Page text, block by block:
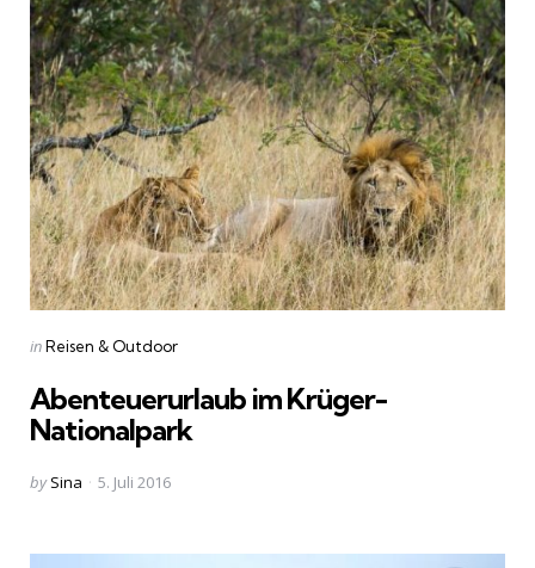
Categories
Posted
inReisen & Outdoor
Abenteuerurlaub im Krüger-
Nationalpark
Posted
by Sina 5. Juli 2016